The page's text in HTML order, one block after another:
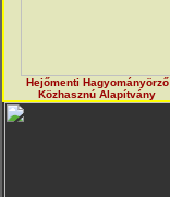
Hejőmenti Hagyományörző
Közhasznú Alapítvány